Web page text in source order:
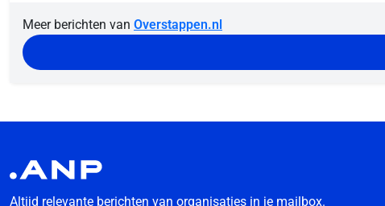
Meer berichten van Overstappen.nl
Altijd relevante berichten van organisaties in je mailbox.